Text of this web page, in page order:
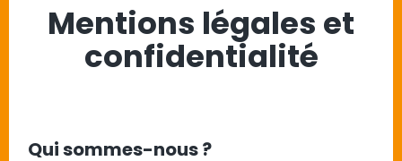
Mentions légales et
confidentialité
Qui sommes-nous ?